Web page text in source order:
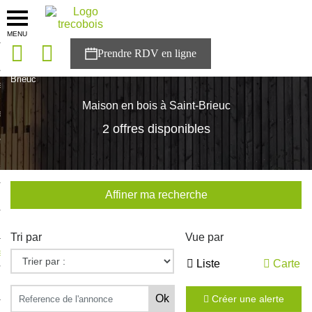
MENU
solutions
Trecobois
à NESTOR
Brieuc
Maison en bois à Saint-Brieuc
2 offres disponibles
Affiner ma recherche
Tri par Vue par
Liste Carte
Créer une alerte